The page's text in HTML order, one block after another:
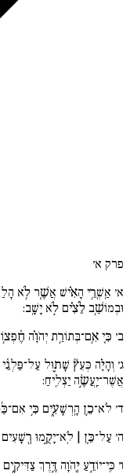
פרק א׳
א׳ אַֽשְֽׁרֵ֥י הָאִ֗ישׁ אֲשֶׁ֚ר לֹ֥א
וּבְמוֹשַׁ֥ב לֵ֜צִ֗ים לֹ֣א יָשָֽׁב:
ב׳ כִּ֚י אִ֥ם־בְּתוֹרַ֥ת יְהֹוָ֗ה
ג׳ וְהָיָ֗ה כְּעֵץ֘ שָׁת֪וּל
אֲשֶׁר־יַֽעֲשֶׂ֣ה יַצְלִֽיחַ:
ד׳ לֹא־כֵ֥ן הָֽרְשָׁעִ֑ים כִּ֥י
ה׳ עַל־כֵּ֚ן | לֹֽא־יָקֻ֣מוּ
ו׳ כִּֽי־יוֹדֵ֣עַ יְ֖הֹוָה דֶּ֣רֶךְ